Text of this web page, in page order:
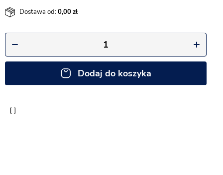
Dostawa od:0,00
Dodaj do koszyka